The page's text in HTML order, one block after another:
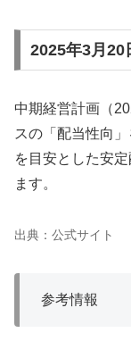
2025年3月20
中期経営計画（
スの「配当性向
を目安とした安
ます。
出典：公式サイト
参考情報